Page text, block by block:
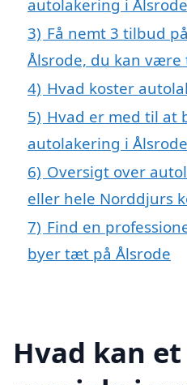
autolakering i Ålsrode
3) Få nemt 3 tilbud
Ålsrode, du kan være
4) Hvad koster
5) Hvad er med til at
autolakering i
6) Oversigt over
eller hele Norddjurs
7) Find en
byer tæt på Ålsrode
Hvad kan